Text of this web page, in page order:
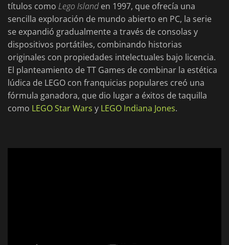
títulos como Lego Islanden 1997, que ofrecía una
sencilla exploración de mundo abierto en PC, la serie
se expandió gradualmente a través de consolas y
dispositivos portátiles, combinando historias
originales con propiedades intelectuales bajo licencia.
El planteamiento de TT Games de combinar la estética
lúdica de LEGO con franquicias populares creó una
fórmula ganadora, que dio lugar a éxitos de taquilla
como LEGO Star Wars y LEGO Indiana Jones.